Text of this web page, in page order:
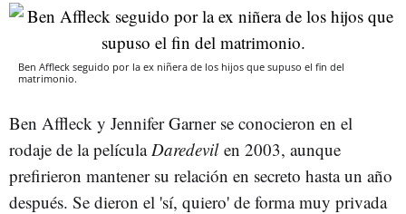
Ben Affleck seguido por la ex niñera de los hijos que supuso el fin del
matrimonio.
Ben Affleck y Jennifer Garner se conocieron en el
rodaje de la películaDaredevil en 2003, aunque
prefirieron mantener su relación en secreto hasta un año
después. Se dieron el 'sí, quiero' de forma muy privada